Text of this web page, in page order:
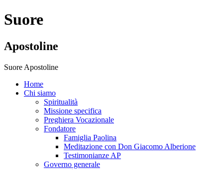
Suore
Apostoline
Suore Apostoline
Home
Chi siamo
Spiritualità
Missione specifica
Preghiera Vocazionale
Fondatore
Famiglia Paolina
Meditazione con Don Giacomo Alberione
Testimonianze AP
Governo generale